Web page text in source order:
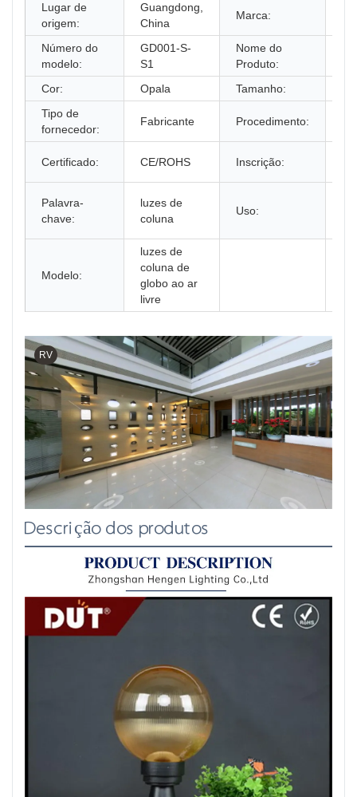
Lugar de
origem:
Guangdong,
China
Marca:
Número do
modelo:
GD001-S-
S1
Nome do
Produto:
Cor: Opala Tamanho:
Tipo de
fornecedor:
Fabricante Procedimento:
Certificado: CE/ROHS Inscrição:
Palavra-
chave:
luzes de
coluna
Uso:
Modelo:
luzes de
coluna de
globo ao ar
livre
RV
Descrição dos produtos